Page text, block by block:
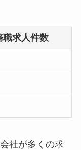
職求人件数
社が多くの求